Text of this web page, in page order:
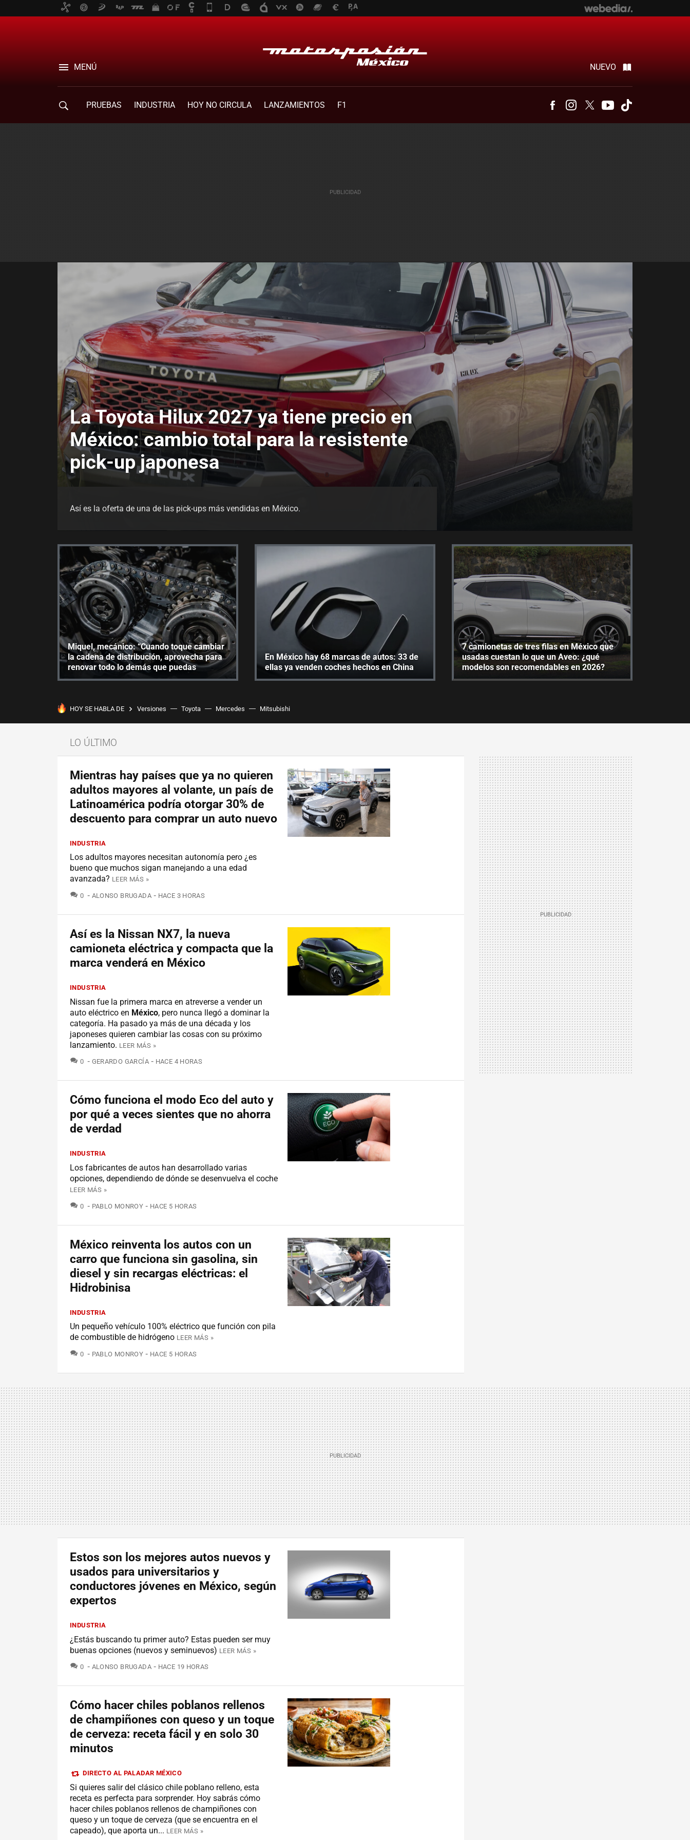
MENÚ NUEVO
PRUEBAS INDUSTRIA HOY NO CIRCULA LANZAMIENTOS F1 FacebookInstagram
Twitter Youtube
La Toyota Hilux 2027 ya tiene precio en
México: cambio total para la resistente
pick-up japonesa
Así es la oferta de una de las pick-ups más vendidas en México.
Miquel, mecánico: “Cuando toque cambiar
la cadena de distribución, aprovecha para
renovar todo lo demás que puedas
En México hay 68 marcas de autos: 33 de
ellas ya venden coches hechos en China
7 camionetas de tres filas en México que
usadas cuestan lo que un Aveo: ¿qué
modelos son recomendables en 2026?
HOY SE HABLA DE Versiones Toyota Mercedes Mitsubishi
LO ÚLTIMO
Mientras hay países que ya no quieren
adultos mayores al volante, un país de
Latinoamérica podría otorgar 30% de
descuento para comprar un auto nuevo
INDUSTRIA
Los adultos mayores necesitan autonomía pero ¿es
bueno que muchos sigan manejando a una edad
avanzada? LEER MÁS »
0 COMENTARIOS
ALONSO BRUGADA HACE 3 HORAS
Así es la Nissan NX7, la nueva
camioneta eléctrica y compacta que la
marca venderá en México
INDUSTRIA
Nissan fue la primera marca en atreverse a vender un
auto eléctrico en México, pero nunca llegó a dominar la
categoría. Ha pasado ya más de una década y los
japoneses quieren cambiar las cosas con su próximo
lanzamiento. LEER MÁS »
0 COMENTARIOS
GERARDO GARCÍA HACE 4 HORAS
Cómo funciona el modo Eco del auto y
por qué a veces sientes que no ahorra
de verdad
INDUSTRIA
Los fabricantes de autos han desarrollado varias
opciones, dependiendo de dónde se desenvuelva el coche
LEER MÁS »
0 COMENTARIOS
PABLO MONROY HACE 5 HORAS
México reinventa los autos con un
carro que funciona sin gasolina, sin
diesel y sin recargas eléctricas: el
Hidrobinisa
INDUSTRIA
Un pequeño vehículo 100% eléctrico que función con pila
de combustible de hidrógeno LEER MÁS »
0 COMENTARIOS
PABLO MONROY HACE 5 HORAS
Estos son los mejores autos nuevos y
usados para universitarios y
conductores jóvenes en México, según
expertos
INDUSTRIA
¿Estás buscando tu primer auto? Estas pueden ser muy
buenas opciones (nuevos y seminuevos) LEER MÁS »
0 COMENTARIOS
ALONSO BRUGADA HACE 19 HORAS
Cómo hacer chiles poblanos rellenos
de champiñones con queso y un toque
de cerveza: receta fácil y en solo 30
minutos
DIRECTO AL PALADAR MÉXICO
Si quieres salir del clásico chile poblano relleno, esta
receta es perfecta para sorprender. Hoy sabrás cómo
hacer chiles poblanos rellenos de champiñones con
queso y un toque de cerveza (que se encuentra en el
capeado), que aporta un... LEER MÁS »